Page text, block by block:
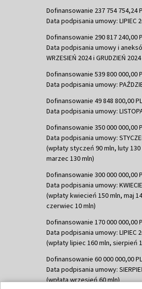
Dofinansowanie 237 754 754,24
Data podpisania umowy: LIPIEC
Dofinansowanie 290 817 240,00
Data podpisania umowy i
WRZESIEŃ 2024 i GRUDZIEŃ 2024
Dofinansowanie 539 800 000,00
Data podpisania umowy:
Dofinansowanie 49 848 800,00
Data podpisania umowy:
Dofinansowanie 350 000 000,00
Data podpisania umowy:
(wpłaty styczeń 90 mln, luty 130
marzec 130 mln)
Dofinansowanie 300 000 000,00
Data podpisania umowy:
(wpłaty kwiecień 150 mln, maj
czerwiec 10 mln)
Dofinansowanie 170 000 000,00
Data podpisania umowy: LIPIEC
(wpłaty lipiec 160 mln, sierpień
Dofinansowanie 60 000 000,00
Data podpisania umowy:
(wpłata wrzesień 60 mln)